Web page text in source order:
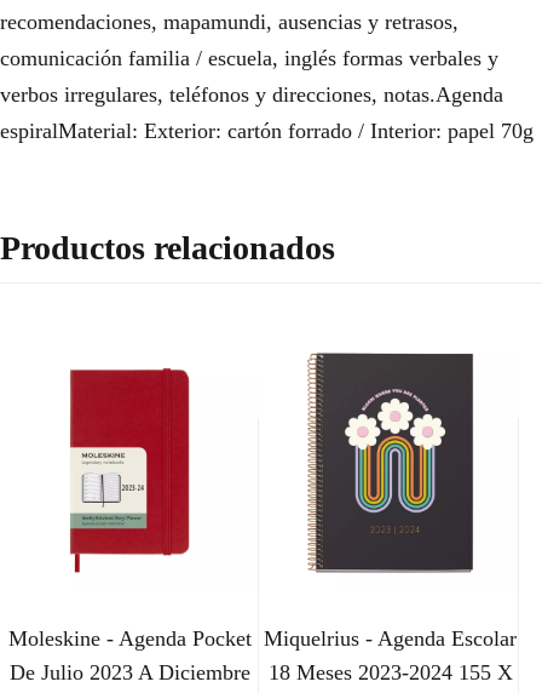
recomendaciones, mapamundi, ausencias y retrasos,
comunicación familia / escuela, inglés formas verbales y
verbos irregulares, teléfonos y direcciones, notas.Agenda
espiralMaterial: Exterior: cartón forrado / Interior: papel 70g
Productos relacionados
Moleskine - Agenda Pocket
De Julio 2023 A Diciembre
Miquelrius - Agenda Escolar
18 Meses 2023-2024 155 X